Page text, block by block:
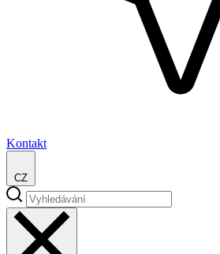
Kontakt
CZ